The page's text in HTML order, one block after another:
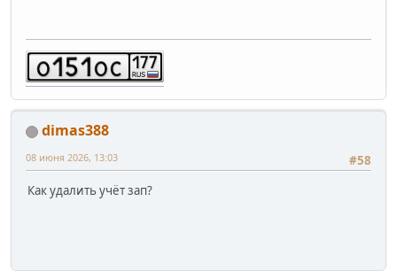
dimas388
#58
08 июня 2026, 13:03
Как удалить учёт зап?